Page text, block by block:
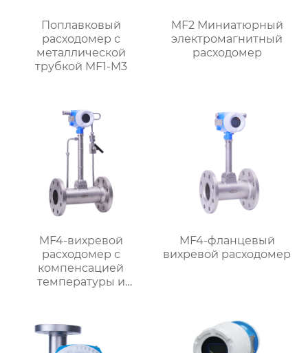
Поплавковый
расходомер с
металлической
трубкой MF1-M3
MF2 Миниатюрный
электромагнитный
расходомер
MF4-вихревой
расходомер с
компенсацией
температуры и
MF4-фланцевый
вихревой расходомер